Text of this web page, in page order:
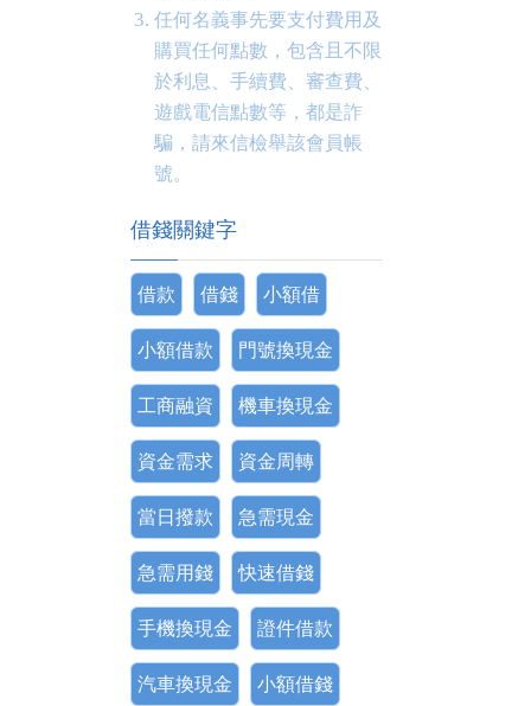
任何名義事先要支付費用及
購買任何點數，包含且不限
於利息、手續費、審查費、
遊戲電信點數等，都是詐
騙，請來信檢舉該會員帳
號。
借錢關鍵字
借款 借錢 小額借
小額借款 門號換現金
工商融資 機車換現金
資金需求 資金周轉
當日撥款 急需現金
急需用錢 快速借錢
手機換現金 證件借款
汽車換現金 小額借錢